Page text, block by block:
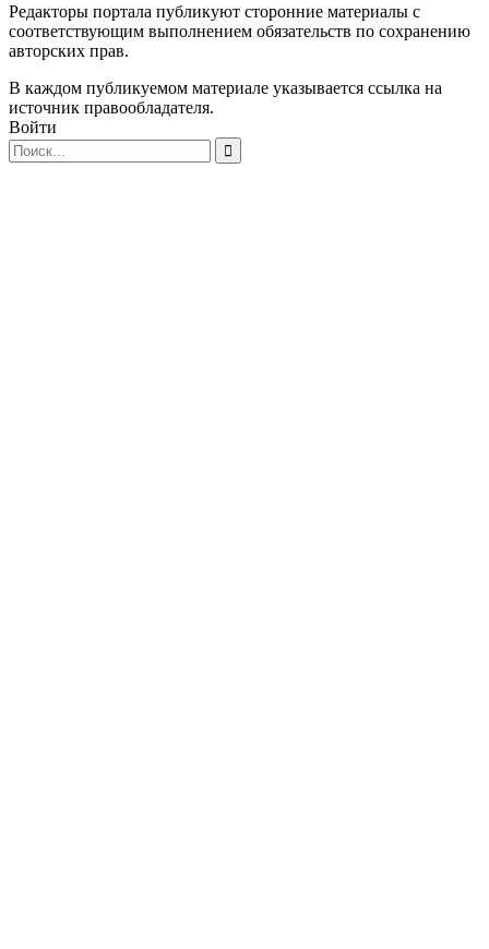
Редакторы портала публикуют сторонние материалы с
соответствующим выполнением обязательств по сохранению
авторских прав.
В каждом публикуемом материале указывается ссылка на
источник правообладателя.
Войти